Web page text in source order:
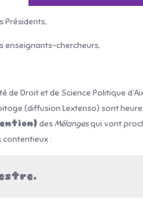
Présidents,
enseignants-chercheurs,
de Droit et de Science Politique
(diffusion Lextenso) sont
desMélangesqui vont
contentieux :